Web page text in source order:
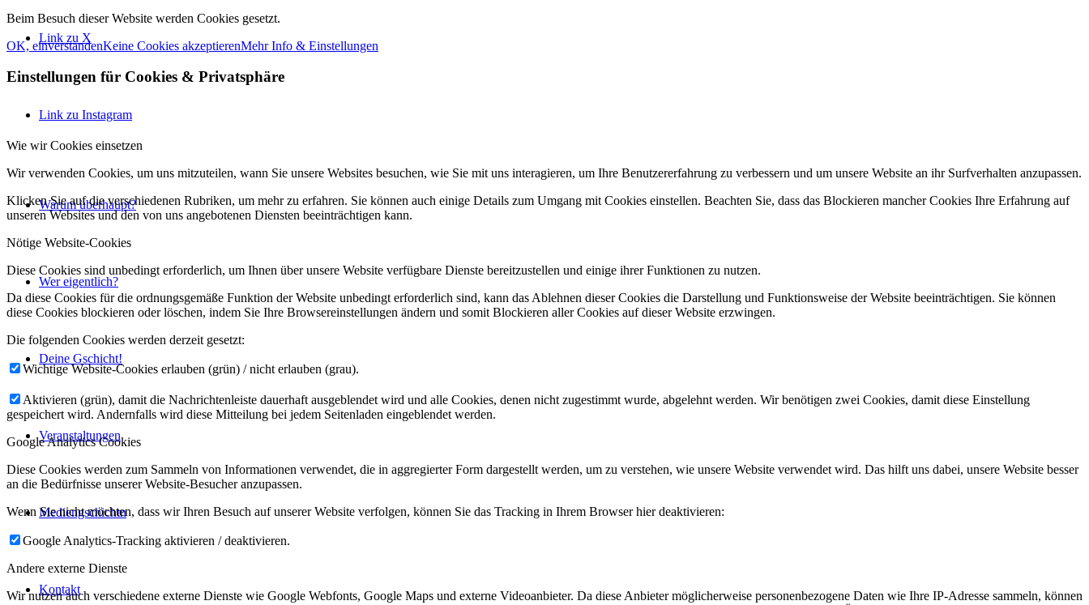
Link zu X
Link zu Instagram
Warum überhaupt?
Wer eigentlich?
Deine Gschicht!
Veranstaltungen
Mediengschichtn
Kontakt
Beim Besuch dieser Website werden Cookies gesetzt.
OK, einverstandenKeine Cookies akzeptierenMehr Info & Einstellungen
Einstellungen für Cookies & Privatsphäre
Wie wir Cookies einsetzen
Wir verwenden Cookies, um uns mitzuteilen, wann Sie unsere Websites besuchen, wie Sie mit uns interagieren, um Ihre Benutzererfahrung zu verbessern und um unsere Website an ihr Surfverhalten anzupassen.
Klicken Sie auf die verschiedenen Rubriken, um mehr zu erfahren. Sie können auch einige Details zum Umgang mit Cookies einstellen. Beachten Sie, dass das Blockieren mancher Cookies Ihre Erfahrung auf
unseren Websites und den von uns angebotenen Diensten beeinträchtigen kann.
Nötige Website-Cookies
Diese Cookies sind unbedingt erforderlich, um Ihnen über unsere Website verfügbare Dienste bereitzustellen und einige ihrer Funktionen zu nutzen.
Da diese Cookies für die ordnungsgemäße Funktion der Website unbedingt erforderlich sind, kann das Ablehnen dieser Cookies die Darstellung und Funktionsweise der Website beeinträchtigen. Sie können
diese Cookies blockieren oder löschen, indem Sie Ihre Browsereinstellungen ändern und somit Blockieren aller Cookies auf dieser Website erzwingen.
Die folgenden Cookies werden derzeit gesetzt:
Wichtige Website-Cookies erlauben (grün) / nicht erlauben (grau).
Aktivieren (grün), damit die Nachrichtenleiste dauerhaft ausgeblendet wird und alle Cookies, denen nicht zugestimmt wurde, abgelehnt werden. Wir benötigen zwei Cookies, damit diese Einstellung
gespeichert wird. Andernfalls wird diese Mitteilung bei jedem Seitenladen eingeblendet werden.
Google Analytics Cookies
Diese Cookies werden zum Sammeln von Informationen verwendet, die in aggregierter Form dargestellt werden, um zu verstehen, wie unsere Website verwendet wird. Das hilft uns dabei, unsere Website besser
an die Bedürfnisse unserer Website-Besucher anzupassen.
Wenn Sie nicht möchten, dass wir Ihren Besuch auf unserer Website verfolgen, können Sie das Tracking in Ihrem Browser hier deaktivieren:
Google Analytics-Tracking aktivieren / deaktivieren.
Andere externe Dienste
Wir nutzen auch verschiedene externe Dienste wie Google Webfonts, Google Maps und externe Videoanbieter. Da diese Anbieter möglicherweise personenbezogene Daten wie Ihre IP-Adresse sammeln, können